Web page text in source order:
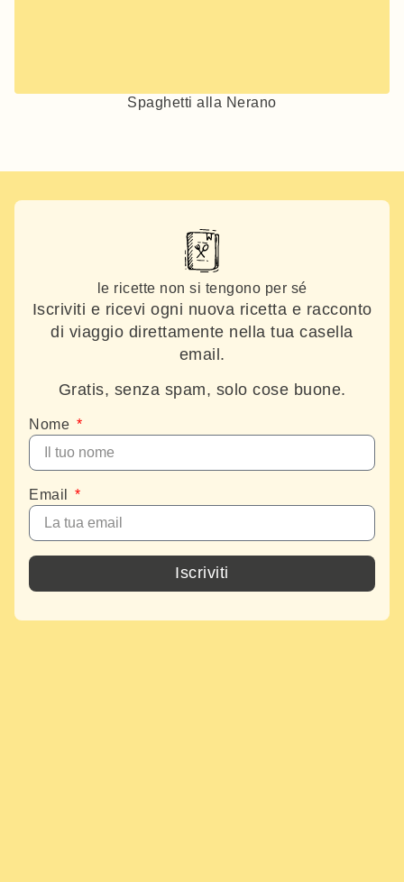
Spaghetti alla Nerano
le ricette non si tengono per sé
Iscriviti e ricevi ogni nuova ricetta e racconto
di viaggio direttamente nella tua casella
email.
Gratis, senza spam, solo cose buone.
Nome
Email
Iscriviti